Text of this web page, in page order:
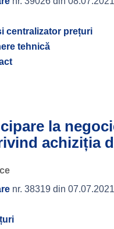
centralizator prețuri
tehnică
la
achiziția
nr. 38319 din 07.07.2021